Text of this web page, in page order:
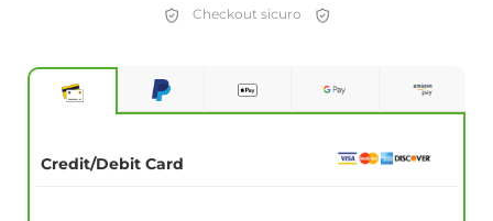
Checkout sicuro
Credit/Debit Card